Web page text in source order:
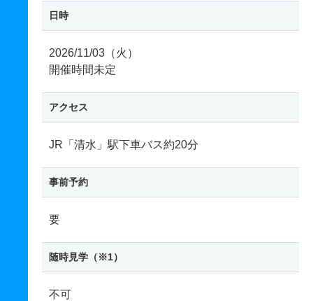
日時
2026/11/03（火）
開催時間未定
アクセス
JR「清水」駅下車バス約20分
事前予約
要
随時見学（※1）
不可